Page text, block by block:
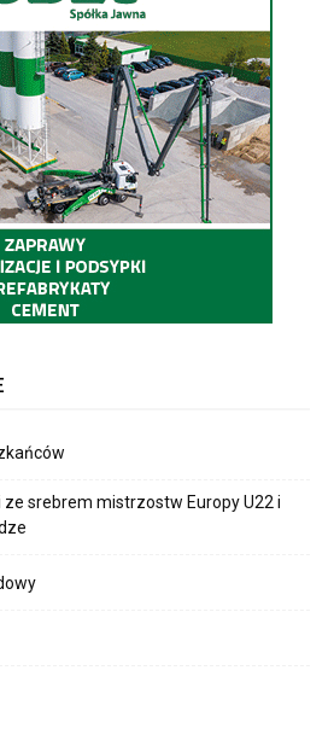
srebrem mistrzostw Europy U22 i